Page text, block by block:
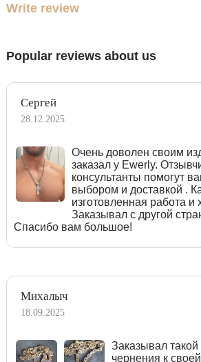
Write review
Popular reviews about us
Сергей
28.12.2025
Очень доволен своим
заказал у Ewerly.
консультанты помогут
выбором и доставкой .
изготовленная работа
Заказывал с другой
Спасибо вам большое!
Михалыч
18.09.2025
Заказывал такой
чернения к